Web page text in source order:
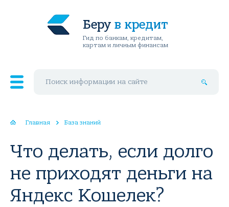
Беру в кредит
Гид по банкам, кредитам,
картам и личным финансам
Главная База знаний
Что делать, если долго
не приходят деньги на
Яндекс Кошелек?